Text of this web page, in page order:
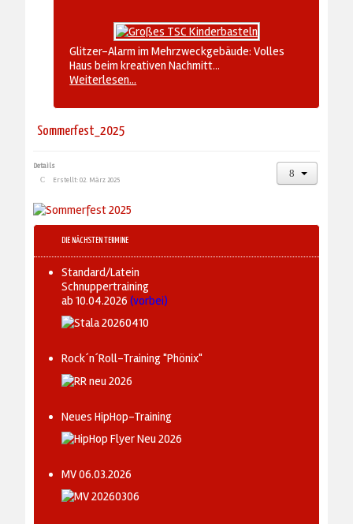
Glitzer-Alarm im Mehrzweckgebäude: Volles
Haus beim kreativen Nachmitt...
Weiterlesen...
Sommerfest_2025
Details
Erstellt: 02. März 2025
DIE NÄCHSTEN TERMINE
Standard/Latein
Schnuppertraining
ab 10.04.2026(vorbei)
Rock´n´Roll-Training "Phönix"
Neues HipHop-Training
MV 06.03.2026